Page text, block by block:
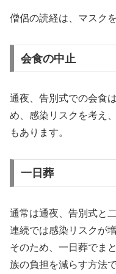
僧侶の読経は、マスク
会食の中止
通夜、告別式での会食
め、感染リスクを考え
もあります。
一日葬
通常は通夜、告別式と
連続では感染リスクが増
そのため、一日葬でま
族の負担を減らす方法で